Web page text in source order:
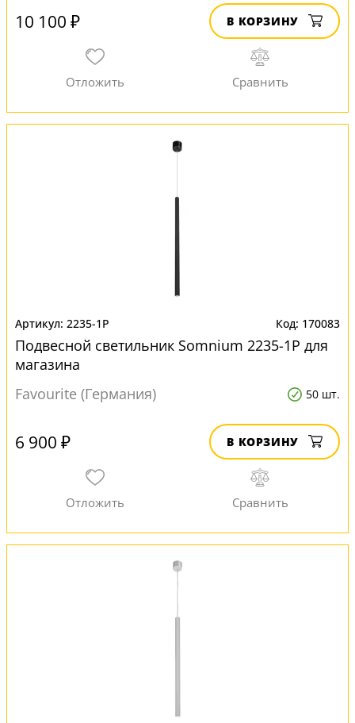
10 100 ₽ В КОРЗИНУ
2235-1P 170083
Подвесной светильник Somnium 2235-1P для
магазина
Favourite (Германия)
50 шт.
6 900 ₽ В КОРЗИНУ